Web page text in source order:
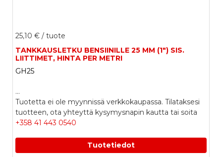
25,10 € / tuote
TANKKAUSLETKU BENSIINILLE 25 MM (1") SIS.
LIITTIMET, HINTA PER METRI
GH25
...
Tuotetta ei ole myynnissä verkkokaupassa. Tilataksesi
tuotteen, ota yhteyttä kysymysnapin kautta tai soita
+358 41 443 0540
Tuotetiedot